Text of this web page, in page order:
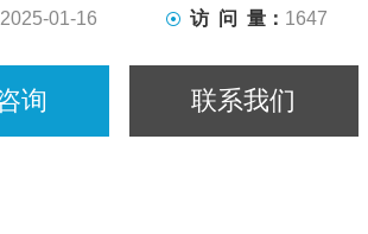
2025-01-16 访 问 量： 1647
询 联系我们